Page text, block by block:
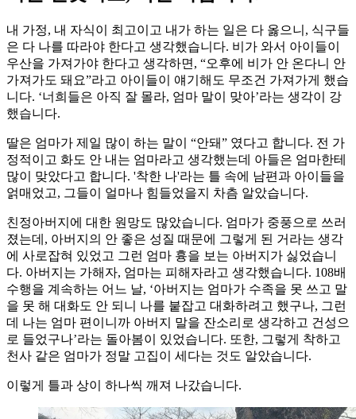
내 가정, 내 자식이 최고이고 내가 하는 일은 다 옳으니, 식구들
은 다 나를 따라야 한다고 생각했습니다. 비가 와서 아이들이
우산을 가져가야 한다고 생각하면, “오후에 비가 안 온다니 안
가져가도 돼요”라고 아이들이 얘기해도 무조건 가져가게 했습
니다. ‘너희들은 아직 잘 몰라, 엄마 말이 맞아’라는 생각이 강
했습니다.
딸은 엄마가 제일 많이 하는 말이 “안돼” 였다고 합니다. 전 가
정적이고 화도 안 내는 엄마라고 생각했는데 아들은 엄마한테
많이 맞았다고 합니다. '착한 나'라는 틀 속에 남편과 아이들을
얽매었고, 그들이 얼마나 힘들었을지 차츰 알았습니다.
친정아버지에 대한 원망도 많았습니다. 엄마가 중풍으로 쓰러
졌는데, 아버지의 안 좋은 성질 때문에 그렇게 된 거라는 생각
에 사로잡혀 있었고 그런 엄마 흉을 보는 아버지가 싫었습니
다. 아버지는 가해자, 엄마는 피해자라고 생각했습니다. 108배
수행을 계속하는 어느 날, ‘아버지는 엄마가 수족을 못 쓰고 말
을 못 해 대화도 안 되니 나를 붙잡고 대화하려고 했구나, 그런
데 나는 엄마 편이니까 아버지 말을 잔소리로 생각하고 건성으
로 들었구나’라는 돌아봄이 있었습니다. 또한, 그렇게 착하고
천사 같은 엄마가 정말 고집이 세다는 것도 알았습니다.
이렇게 틀과 상이 하나씩 깨져 나갔습니다.